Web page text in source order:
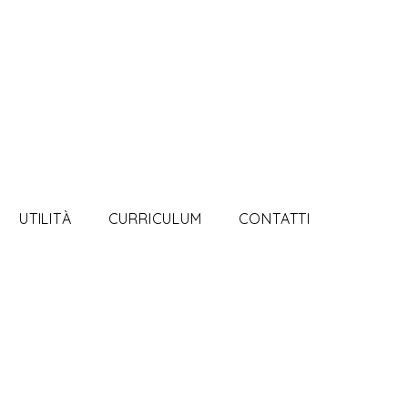
UTILITÀ CURRICULUM CONTATTI